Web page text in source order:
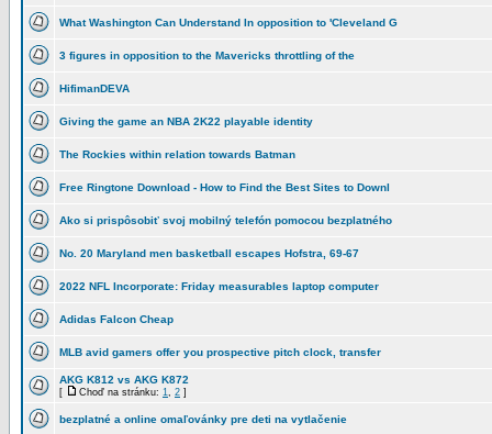
What Washington Can Understand In opposition to 'Cleveland G
3 figures in opposition to the Mavericks throttling of the
HifimanDEVA
Giving the game an NBA 2K22 playable identity
The Rockies within relation towards Batman
Free Ringtone Download - How to Find the Best Sites to Downl
Ako si prispôsobiť svoj mobilný telefón pomocou bezplatného
No. 20 Maryland men basketball escapes Hofstra, 69-67
2022 NFL Incorporate: Friday measurables laptop computer
Adidas Falcon Cheap
MLB avid gamers offer you prospective pitch clock, transfer
AKG K812 vs AKG K872
[ Choď na stránku: 1, 2 ]
bezplatné a online omaľovánky pre deti na vytlačenie